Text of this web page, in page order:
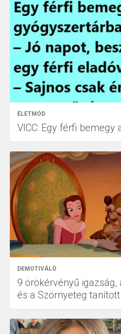
ÉLETMÓD
VICC: Egy férfi bemegy
DEMOTIVÁLÓ
9 örökérvényű igazság,
és a Szörnyeteg